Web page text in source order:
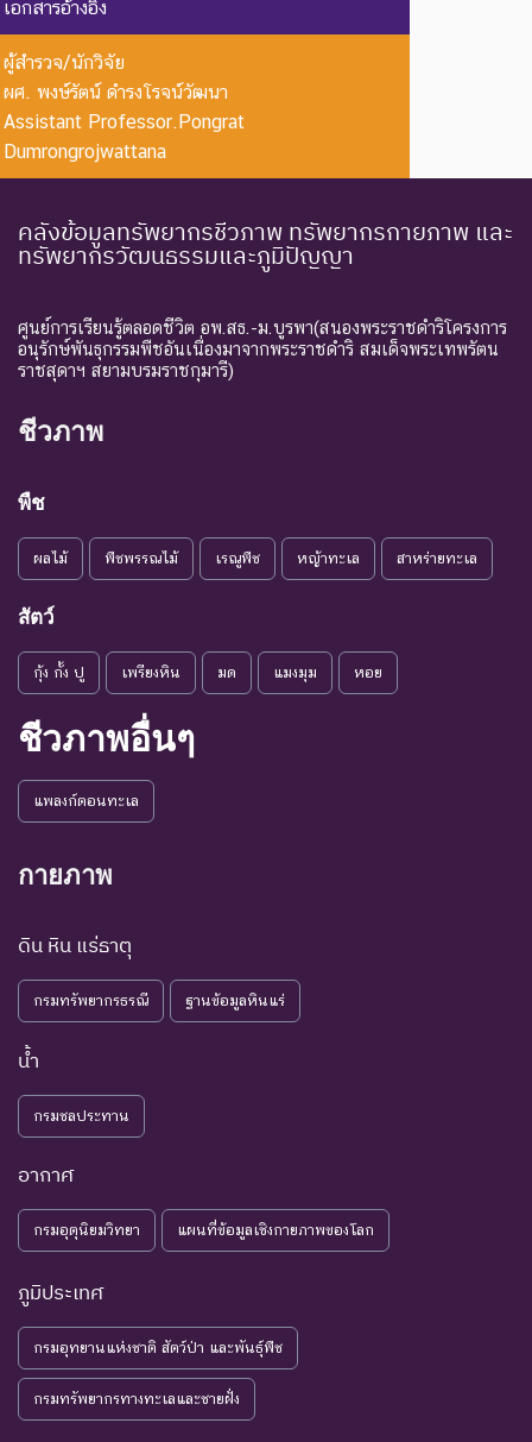
Extinct in
the Wild
ธรรมชาติ ธรรมชาติ
ระดับความรุนแรง : ถูกคุกคาม
CR :
Critically
Endangered
ใกล้สูญ
อย่างยิ่ง
ธรรมชาติในขณะนี้
Endangered พันธุ์
ชนิดพันธุ์ที่กำลังอยู่ในภาวะ
อันตรายที่ใกล้จะสูญพันธุ์ไป
แหล่งที่มีการกระจายพันธุ์อยู่
ถ้าปัจจัยต่าง ๆ ที่เป็นสาเหตุ
พันธุ์
สาเหตุให้ชนิดพันธุ์นั้นสูญ
พันธุ์
NT : Near
Threatened
ใกล้ถูก
ชนิดพันธุ์ที่มีแนวโน้มอาจถูก
คุกคามในอนาคตอันใกล้
LC : Least
Concerned
DD : Data
Deficient
เพียงพอ
อ้อม ชนิดพันธุ์กลุ่มนี้มีความ
จำเป็น ต่อการจัดหาความรู้
NE : Not
Evaluated
เอกสารอ้างอิง
ผู้สำรวจ/นักวิจัย
ผศ. พงษ์รัตน์ ดำรงโรจน์วัฒนา
Assistant Professor.Pongrat
Dumrongrojwattana
คลังข้อมูลทรัพยากรชีวภาพ ทรัพยากรกายภาพ และ
ทรัพยากรวัฒนธรรมและภูมิปัญญา
ศูนย์การเรียนรู้ตลอดชีวิต อพ.สธ.-ม.บูรพา(สนองพระราชดำริโครงการ
อนุรักษ์พันธุกรรมพืชอันเนื่องมาจากพระราชดำริ สมเด็จพระเทพรัตน
ราชสุดาฯ สยามบรมราชกุมารี)
ชีวภาพ
พืช
ผลไม้ พืชพรรณไม้ เรณูพืช หญ้าทะเล สาหร่ายทะเล
สัตว์
กุ้ง กั้ง ปู เพรียงหิน มด แมงมุม หอย
ชีวภาพอื่นๆ
แพลงก์ตอนทะเล
กายภาพ
ดิน หิน แร่ธาตุ
กรมทรัพยากรธรณี ฐานข้อมูลหินแร่
น้ำ
กรมชลประทาน
อากาศ
กรมอุตุนิยมวิทยา แผนที่ข้อมูลเชิงกายภาพของโลก
ภูมิประเทศ
กรมอุทยานแห่งชาติ สัตว์ป่า และพันธุ์พืช
กรมทรัพยากรทางทะเลและชายฝั่ง